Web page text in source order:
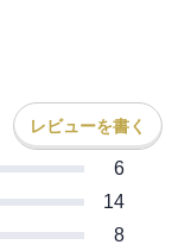
レビューを書く
6
14
8